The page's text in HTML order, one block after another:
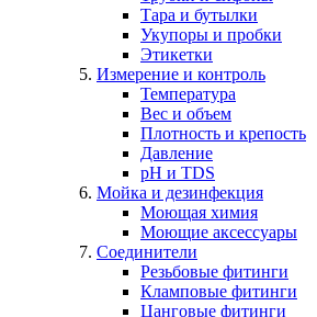
Тара и бутылки
Укупоры и пробки
Этикетки
Измерение и контроль
Температура
Вес и объем
Плотность и крепость
Давление
pH и TDS
Мойка и дезинфекция
Моющая химия
Моющие аксессуары
Соединители
Резьбовые фитинги
Кламповые фитинги
Цанговые фитинги